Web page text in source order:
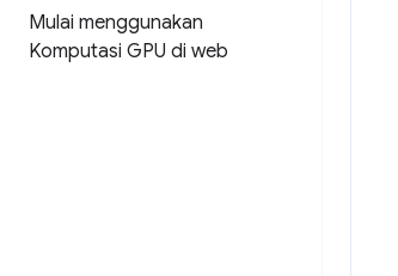
Mulai menggunakan
Komputasi GPU di web